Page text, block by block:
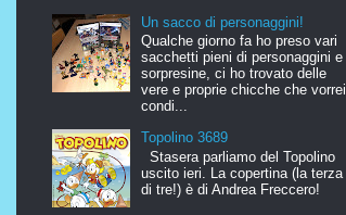
Un sacco di personaggini!
Qualche giorno fa ho preso vari
sacchetti pieni di personaggini e
sorpresine, ci ho trovato delle
vere e proprie chicche che vorrei
condi...
Topolino 3689
Stasera parliamo del Topolino
uscito ieri. La copertina (la terza
di tre!) è di Andrea Freccero!